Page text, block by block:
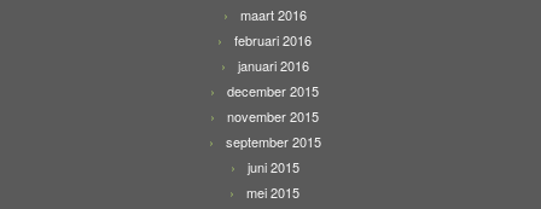
maart 2016
februari 2016
januari 2016
december 2015
november 2015
september 2015
juni 2015
mei 2015